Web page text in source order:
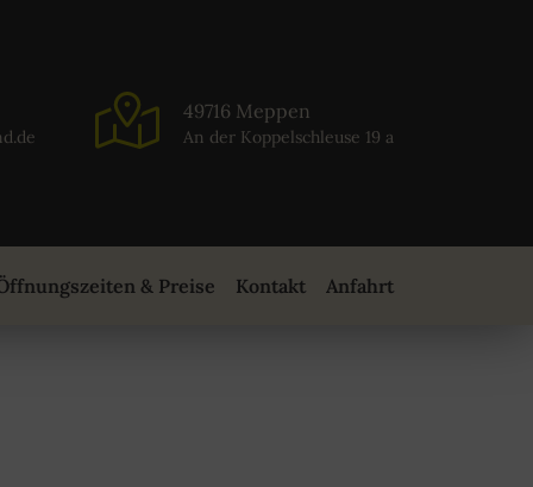
49716 Meppen
An der Koppelschleuse 19 a
& Preise Kontakt Anfahrt